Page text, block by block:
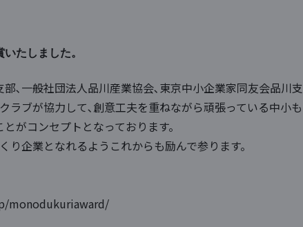
たしました。
､一般社団法人品川産業協会､東京中小企業家同友会品川支
ラブが協力して､創意工夫を重ねながら頑張っている中小も
がコンセプトとなっております。
企業となれるようこれからも励んで参ります。
monodukuriaward/